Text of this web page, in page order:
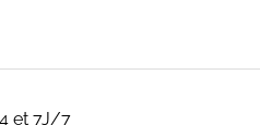
et 7J/7